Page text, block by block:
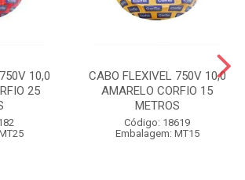
10,0
25
CABO FLEXIVEL 750V 10,0
AMARELO CORFIO 15
METROS
Código: 18619
Embalagem: MT15